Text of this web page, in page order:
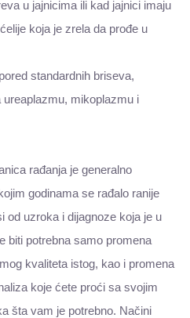
u jajnicima ili kad jajnici imaju
koja je zrela da prođe u
standardnih briseva,
ureaplazmu, mikoplazmu i
rađanja je generalno
godinama se rađalo ranije
od uzroka i dijagnoze koja je u
biti potrebna samo promena
kvaliteta istog, kao i promena
koje ćete proći sa svojim
šta vam je potrebno. Načini